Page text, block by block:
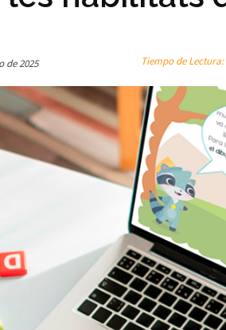
de 2025 Tiempo de Lectura: